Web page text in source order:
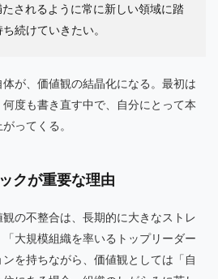
されるように常に新しい領域に踏
続けていきたい。
が、価値観の結晶化になる。最初は
度も書き直す中で、自分にとって本
ってくる。
クが重要な理由
の不整合は、長期的に大きなストレ
大規模組織を率いるトップリーダー
を持ちながら、価値観としては「自